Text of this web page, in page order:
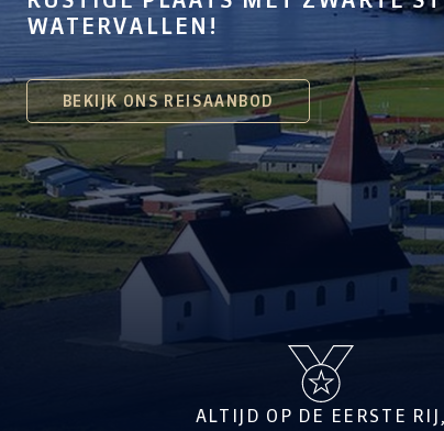
WATERVALLEN!
BEKIJK ONS REISAANBOD
ALTIJD OP DE EERSTE RIJ,